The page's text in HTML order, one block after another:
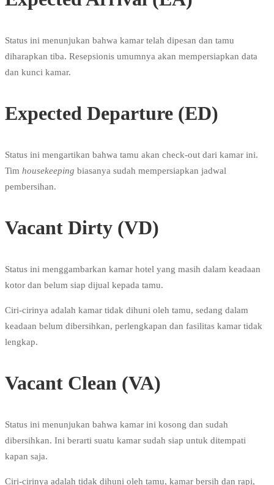
Status ini menunjukan bahwa kamar telah dipesan dan tamu
diharapkan tiba. Resepsionis umumnya akan mempersiapkan data
dan kunci kamar.
Expected Departure (ED)
Status ini mengartikan bahwa tamu akan check-out dari kamar ini.
Tim housekeeping biasanya sudah mempersiapkan jadwal
pembersihan.
Vacant Dirty (VD)
Status ini menggambarkan kamar hotel yang masih dalam keadaan
kotor dan belum siap dijual kepada tamu.
Ciri-cirinya adalah kamar tidak dihuni oleh tamu, sedang dalam
keadaan belum dibersihkan, perlengkapan dan fasilitas kamar tidak
lengkap.
Vacant Clean (VA)
Status ini menunjukan bahwa kamar ini kosong dan sudah
dibersihkan. Ini berarti suatu kamar sudah siap untuk ditempati
kapan saja.
Ciri-cirinya adalah tidak dihuni oleh tamu, kamar bersih dan rapi,